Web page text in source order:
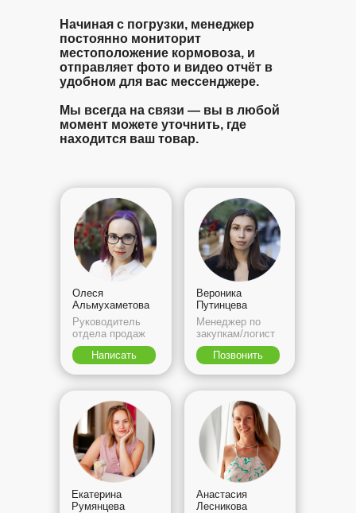
Начиная с погрузки, менеджер
постоянно мониторит
местоположение кормовоза, и
отправляет фото и видео отчёт в
удобном для вас мессенджере.
Мы всегда на связи — вы в любой
момент можете уточнить, где
находится ваш товар.
Анастасия
Лесникова
Екатерина
Румянцева
Олеся
Альмухаметова
Руководитель
отдела продаж
Написать
Вероника
Путинцева
Менеджер по
закупкам/логист
Позвонить